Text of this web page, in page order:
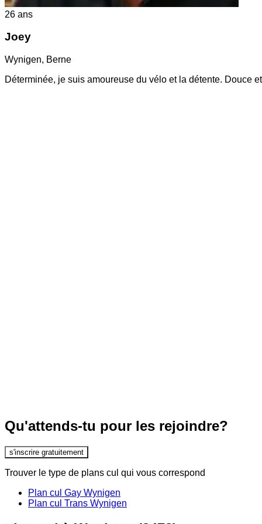
26 ans
Joey
Wynigen, Berne
Déterminée, je suis amoureuse du vélo et la détente. Douce
Qu'attends-tu pour les rejoindre?
s'inscrire gratuitement
Trouver le type de plans cul qui vous correspond
Plan cul Gay Wynigen
Plan cul Trans Wynigen